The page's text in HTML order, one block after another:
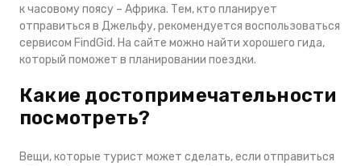
к часовому поясу – Африка. Тем, кто планирует
отправиться в Джельфу, рекомендуется воспользоваться
сервисом FindGid. На сайте можно найти хорошего гида,
который поможет в планировании поездки.
Какие достопримечательности
посмотреть?
Вещи, которые турист может сделать, если отправиться